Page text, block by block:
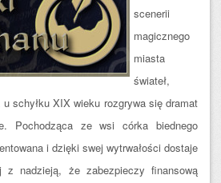
scenerii
magicznego
miasta
świateł,
schyłku XIX wieku rozgrywa się dramat
Pochodząca ze wsi córka biednego
i dzięki swej wytrwałości dostaje
nadzieją, że zabezpieczy finansową